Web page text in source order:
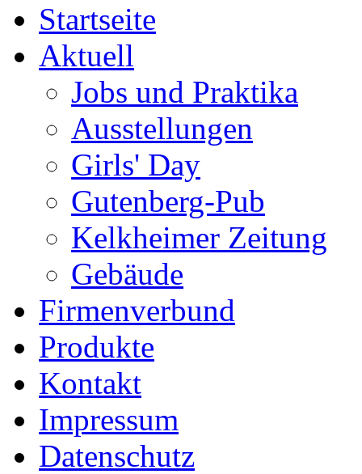
Startseite
Aktuell
Jobs und Praktika
Ausstellungen
Girls' Day
Gutenberg-Pub
Kelkheimer Zeitung
Gebäude
Firmenverbund
Produkte
Kontakt
Impressum
Datenschutz